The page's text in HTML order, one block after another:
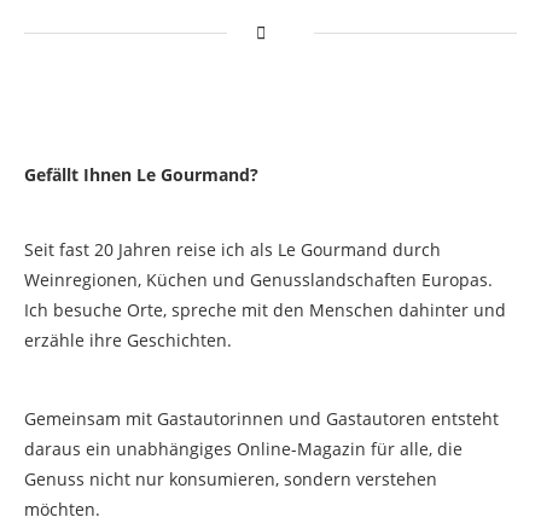
Gefällt Ihnen Le Gourmand?
Seit fast 20 Jahren reise ich als Le Gourmand durch
Weinregionen, Küchen und Genusslandschaften Europas.
Ich besuche Orte, spreche mit den Menschen dahinter und
erzähle ihre Geschichten.
Gemeinsam mit Gastautorinnen und Gastautoren entsteht
daraus ein unabhängiges Online-Magazin für alle, die
Genuss nicht nur konsumieren, sondern verstehen
möchten.